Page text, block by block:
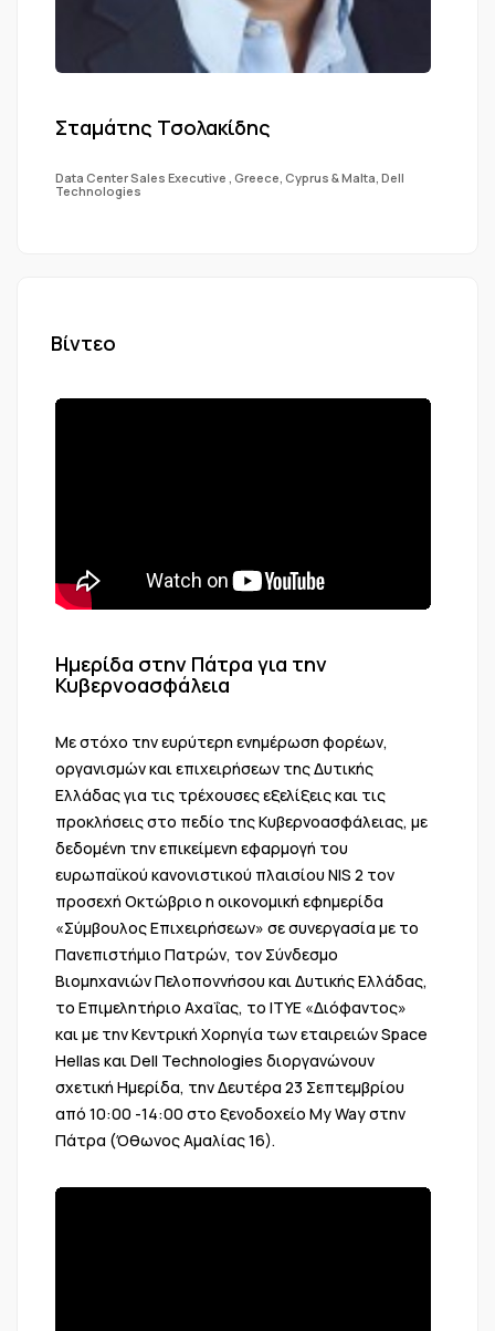
Σταμάτης Τσολακίδης
Data Center Sales Executive , Greece, Cyprus & Malta, Dell
Technologies
Βίντεο
Ημερίδα στην Πάτρα για την
Κυβερνοασφάλεια
Με στόχο την ευρύτερη ενημέρωση φορέων,
οργανισμών και επιχειρήσεων της Δυτικής
Ελλάδας για τις τρέχουσες εξελίξεις και τις
προκλήσεις στο πεδίο της Κυβερνοασφάλειας, με
δεδομένη την επικείμενη εφαρμογή του
ευρωπαϊκού κανονιστικού πλαισίου NIS 2 τον
προσεχή Οκτώβριο η οικονομική εφημερίδα
«Σύμβουλος Επιχειρήσεων» σε συνεργασία με το
Πανεπιστήμιο Πατρών, τον Σύνδεσμο
Βιομηχανιών Πελοποννήσου και Δυτικής Ελλάδας,
το Επιμελητήριο Αχαΐας, το ΙΤΥΕ «Διόφαντος»
και με την Κεντρική Χορηγία των εταιρειών Space
Hellas και Dell Technologies διοργανώνουν
σχετική Ημερίδα, την Δευτέρα 23 Σεπτεμβρίου
από 10:00 -14:00 στο ξενοδοχείο My Way στην
Πάτρα (Όθωνος Αμαλίας 16).